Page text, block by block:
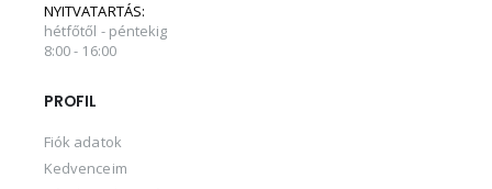
NYITVATARTÁS:
hétfőtől - péntekig
8:00 - 16:00
PROFIL
Fiók adatok
Kedvenceim